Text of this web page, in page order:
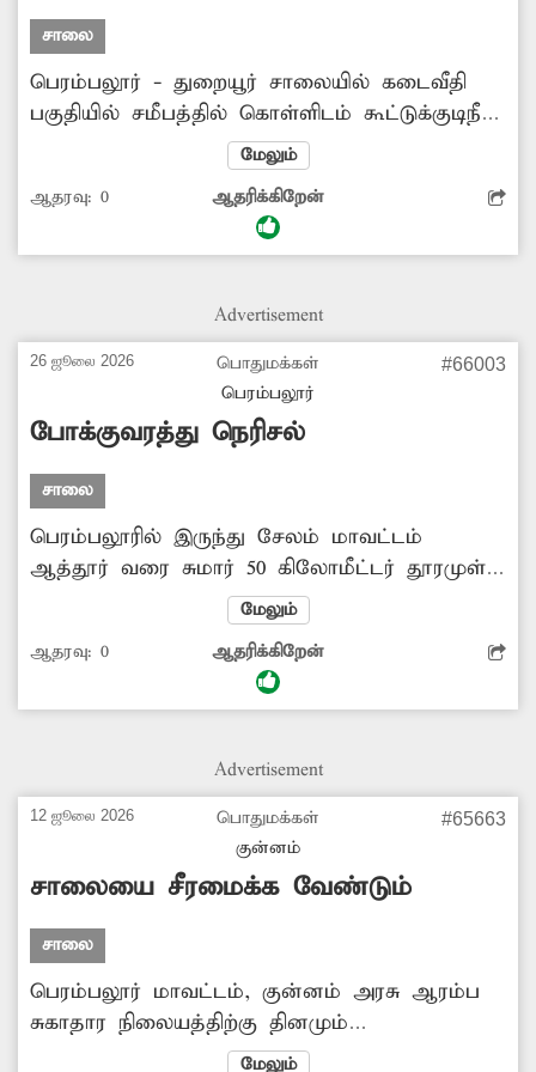
சாலை
பெரம்பலூர் - துறையூர் சாலையில் கடைவீதி
பகுதியில் சமீபத்தில் கொள்ளிடம் கூட்டுக்குடிநீர்
திட்டத்துக்காக குழாய் பதிக்க குழி
தோண்டப்பட்டது. மூடப்பட்ட குழியின் மேல்
தார்சாலை போடாமல் மணல்
கொட்டப்பட்டுள்ளது. இதனால் அவ்வழியாக
வாகன ஓட்டிகள் நிலைதடுமாறி கீழே விழுந்து
அமைக்க சம்பந்தப்பட்ட அதிகாரிகள்
நடவடிக்கை எடுக்க வேண்டும்.
மேலும்
ஆதரவு: 0 ஆதரிக்கிறேன்
Advertisement
26 ஜூலை 2026
பொதுமக்கள்
பெரம்பலூர்
#66003
போக்குவரத்து நெரிசல்
சாலை
பெரம்பலூரில் இருந்து சேலம் மாவட்டம்
ஆத்தூர் வரை சுமார் 50 கிலோமீட்டர் தூரமுள்ள
சாலை தேசிய நெடுஞ்சாலையாக மாற்றப்பட்டு
பல ஆண்டுகள் ஆன நிலையில், கடந்த 50
ஆண்டுகளுக்கு முன்பு போடப்பட்ட அதே
அகலத்தில்தான் தற்போதும் சாலை உள்ளது.
சென்று வருவதால் பல நேரங்களில்
ஏற்படுகிறது. எனவே, பெரம்பலூர் - ஆத்தூர்
சாலையை நான்கு வழிச்சாலையாக மாற்ற
சம்பந்தப்பட்ட அதிகாரிகள் நடவடிக்கை எடுக்க
மேலும்
ஆதரவு: 0 ஆதரிக்கிறேன்
Advertisement
12 ஜூலை 2026
பொதுமக்கள்
குன்னம்
#65663
சாலையை சீரமைக்க வேண்டும்
சாலை
பெரம்பலூர் மாவட்டம், குன்னம் அரசு ஆரம்ப
சுகாதார நிலையத்திற்கு தினமும்
நூற்றுக்கணக்கான நோயாளிகள் வந்து
மேலும்